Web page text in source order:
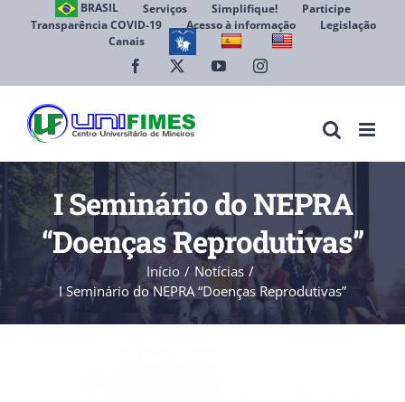
BRASIL Serviços Simplifique!
Participe
Transparência COVID-19
Acesso à informação
Legislação
Canais
Facebook YouTubeInstagram
I Seminário do NEPRA
“Doenças Reprodutivas”
Início
Notícias
I Seminário do NEPRA “Doenças Reprodutivas”